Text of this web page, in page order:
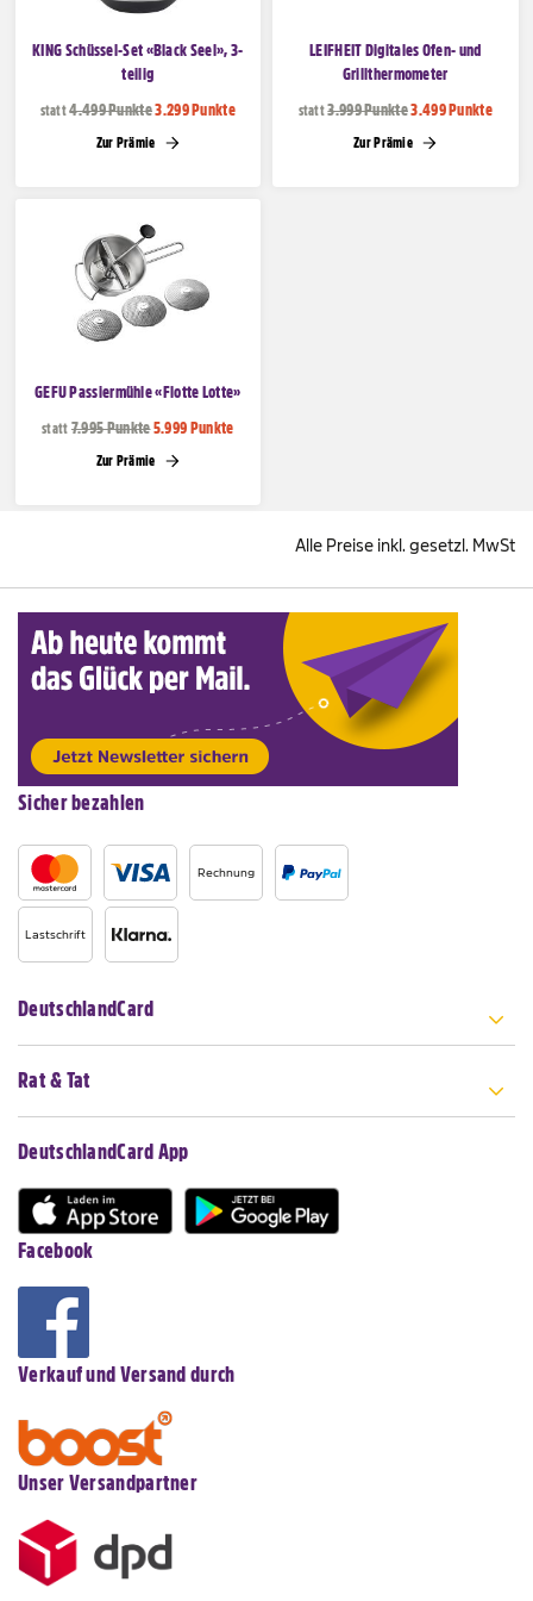
Taschen
KING Schüssel-Set «Black Seel», 3-
teilig
statt4.499 Punkte3.299 Punkte
Zur Prämie
LEIFHEIT Digitales Ofen- und
Grillthermometer
statt3.999 Punkte3.499 Punkte
Zur Prämie
GEFU Passiermühle «Flotte Lotte»
statt 7.995 Punkte5.999 Punkte
Zur Prämie
Alle Preise inkl. gesetzl. MwSt
Sicher bezahlen
Rechnung
Lastschrift
DeutschlandCard
Rat & Tat
DeutschlandCard App
Facebook
Verkauf und Versand durch
Unser Versandpartner